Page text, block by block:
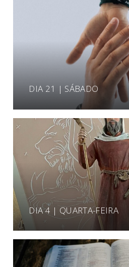
DIA 21 | SÁBADO
DIA 4 | QUARTA-FEIRA